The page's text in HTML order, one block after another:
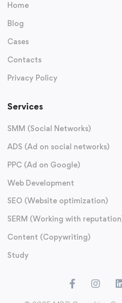
Home
Blog
Cases
Contacts
Privacy Policy
Services
SMM (Social Networks)
ADS (Ad on social networks)
PPC (Ad on Google)
Web Development
SEO (Website optimization)
SERM (Working with
Content (Copywriting)
Study